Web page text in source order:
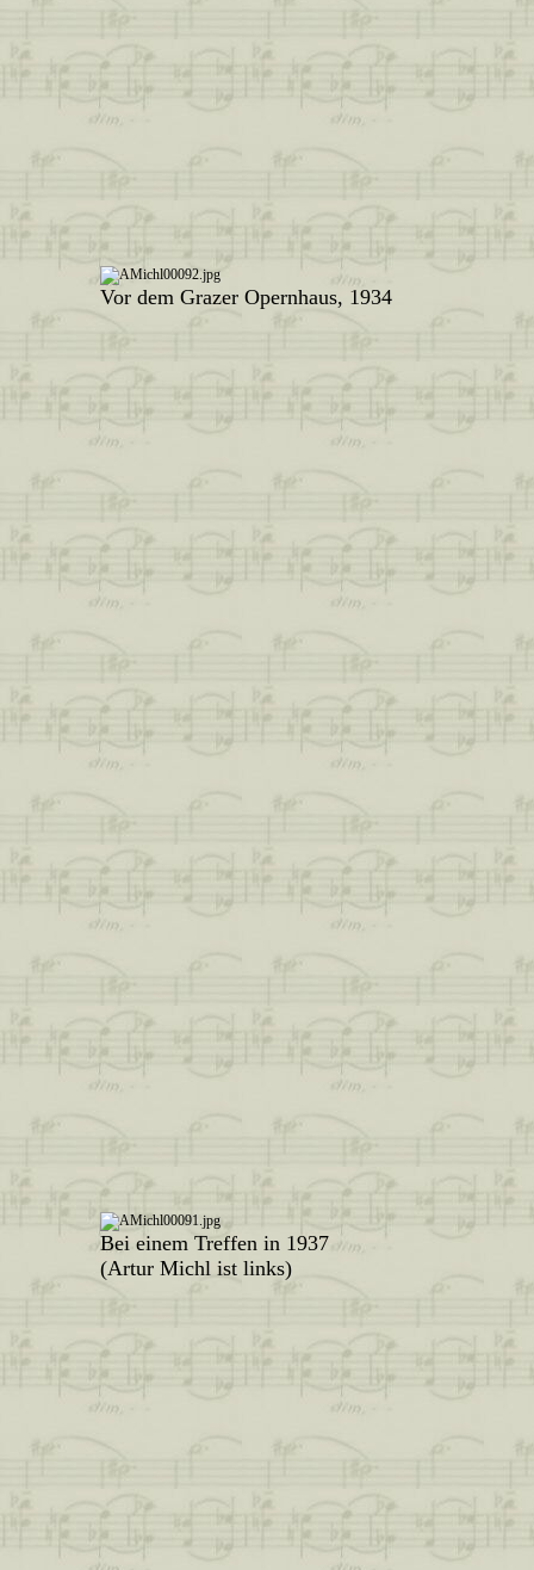
Vor dem Grazer Opernhaus, 1934
Bei einem Treffen in 1937
(Artur Michl ist links)